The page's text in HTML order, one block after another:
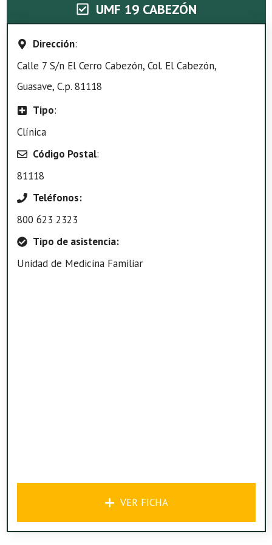
UMF 19 CABEZÓN
Dirección:
Calle 7 S/n El Cerro Cabezón, Col. El Cabezón,
Guasave, C.p. 81118
Tipo:
Clínica
Código Postal:
81118
Teléfonos:
800 623 2323
Tipo de asistencia:
Unidad de Medicina Familiar
VER FICHA